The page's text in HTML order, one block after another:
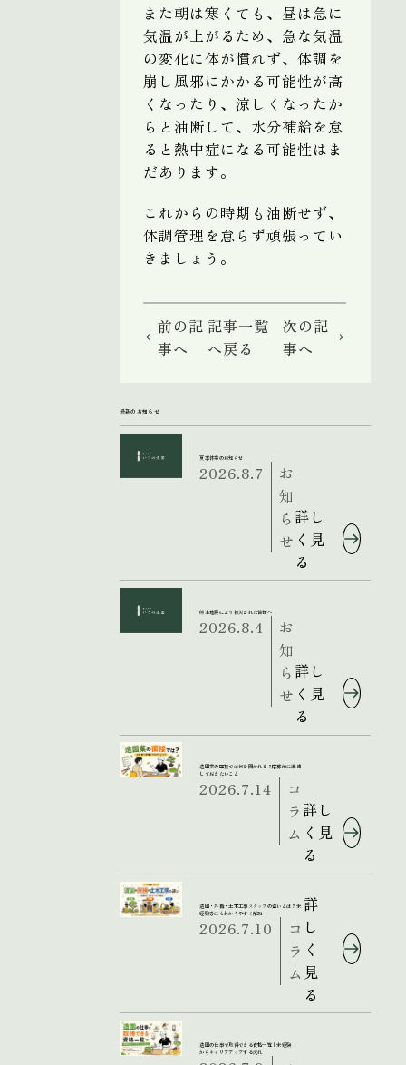
また朝は寒くても、昼は急に
気温が上がるため、急な気温
の変化に体が慣れず、体調を
崩し風邪にかかる可能性が高
くなったり、涼しくなったか
らと油断して、水分補給を怠
ると熱中症になる可能性はま
だあります。
これからの時期も油断せず、
体調管理を怠らず頑張ってい
きましょう。
前の記
事へ
記事一覧
へ戻る
次の記
事へ
最新のお知らせ
夏季休業のお知らせ
2026.8.7
お
知
ら
せ
詳し
く見
る
熊本地震により被災された皆様へ
2026.8.4
お
知
ら
せ
詳し
く見
る
造園業の面接では何を聞かれる？応募前に準備
しておきたいこと
2026.7.14
コ
ラ
ム
詳し
く見
る
造園・外構・土木工事スタッフの違いとは？未
経験者にもわかりやすく解説
2026.7.10
コ
ラ
ム
詳
し
く
見
る
造園の仕事で取得できる資格一覧｜未経験
からキャリアアップする流れ